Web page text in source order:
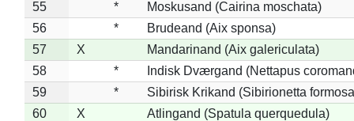
55
*
Moskusand (Cairina moschata)
56
*
Brudeand (Aix sponsa)
57
X
Mandarinand (Aix galericulata)
58
*
Indisk Dværgand (Nettapus
59
*
Sibirisk Krikand (Sibirionetta
60
X
Atlingand (Spatula querquedula)